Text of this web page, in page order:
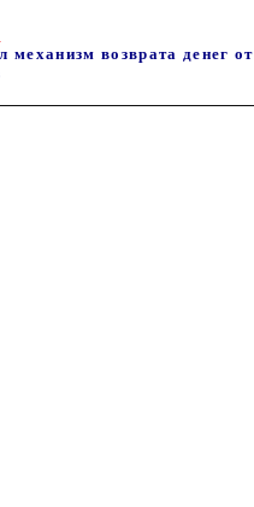
механизм возврата денег от